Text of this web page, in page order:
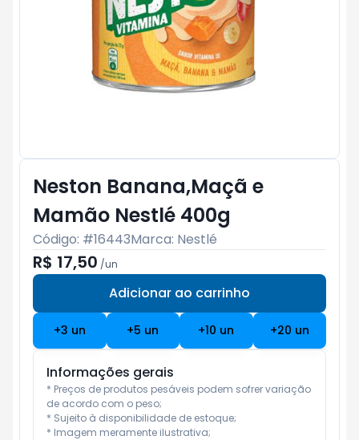
Neston Banana,Maçã e
Mamão Nestlé 400g
Código: #16443Marca: Nestlé
R$ 17,50 /un
Adicionar ao carrinho
+3 un +5 un +10 un +20 un
Informações gerais
* Preços de produtos pesáveis podem sofrer variação
de acordo com o peso;
* Sujeito à disponibilidade de estoque;
* Imagem meramente ilustrativa;